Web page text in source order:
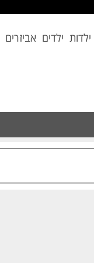
ילדות ילדים אביזרים